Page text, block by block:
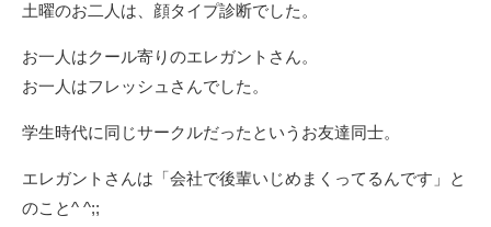
土曜のお二人は、顔タイプ診断でした。
お一人はクール寄りのエレガントさん。
お一人はフレッシュさんでした。
学生時代に同じサークルだったというお友達同士。
エレガントさんは「会社で後輩いじめまくってるんです」と
のこと^ ^;;